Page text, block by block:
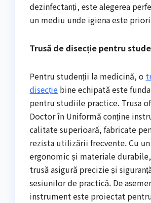
dezinfectanți, este alegerea
un mediu unde igiena este
Trusă de disecție pentru
Pentru studenții la medicină, o
disecție bine echipată este
pentru studiile practice. Trusa
Doctor în Uniformă conține
calitate superioară, fabricate
rezista utilizării frecvente. Cu
ergonomic și materiale
trusă asigură precizie și
sesiunilor de practică. De
instrument este proiectat